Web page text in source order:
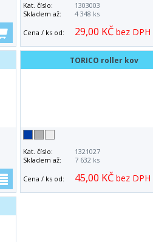
Kat. číslo:
1303003
Skladem až:
4 348 ks
Cena / ks od: 29,00 KČ bez DPH
TORICO roller kov
Kat. číslo:
1321027
Skladem až:
7 632 ks
Cena / ks od: 45,00 KČ bez DPH